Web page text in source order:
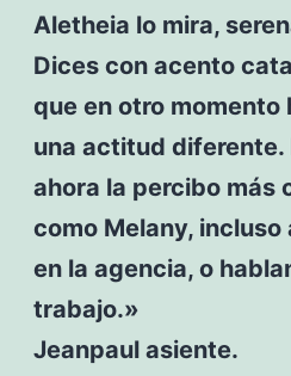
Aletheia lo mira,
Dices con acento
que en otro
una actitud diferente.
ahora la percibo más
como Melany,
en la agencia, o
trabajo.»
Jeanpaul asiente.